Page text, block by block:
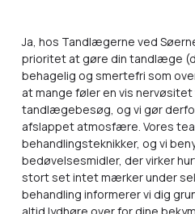
Ja, hos Tandlægerne ved
prioritet at gøre din tandlæge
behagelig og smertefri som
at mange føler en vis
tandlægebesøg, og vi gør
afslappet atmosfære. Vores
behandlingsteknikker, og vi
bedøvelsesmidler, der virker
stort set intet mærker under
behandling informerer vi dig